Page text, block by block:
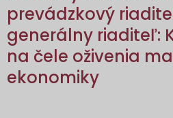
prevádzkový
generálny riaditeľ:
na čele oživenia
ekonomiky